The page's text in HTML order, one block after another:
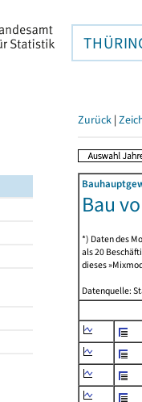
Zurück |
Bau
*) Daten des
als 20
dieses
Datenquelle: